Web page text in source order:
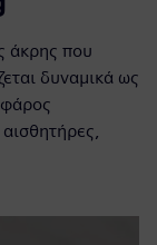
άκρης που
δυναμικά ως